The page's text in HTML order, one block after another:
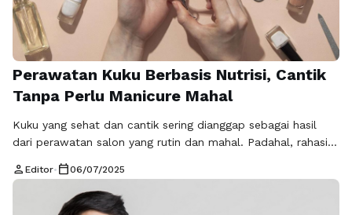
Perawatan Kuku Berbasis Nutrisi, Cantik
Tanpa Perlu Manicure Mahal
Kuku yang sehat dan cantik sering dianggap sebagai hasil
dari perawatan salon yang rutin dan mahal. Padahal, rahasia
sesuatu yang lebih sederhana dan alami: nutrisi yang tepat.
Perawatan kuku berbasis nutrisi menjadi tren baru yang
semakin diminati karena lebih ekonomis, aman, dan
person Editor• calendar_today06/07/2025